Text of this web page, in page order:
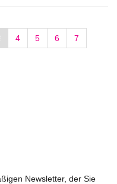
4 5 6 7
Newsletter, der Sie